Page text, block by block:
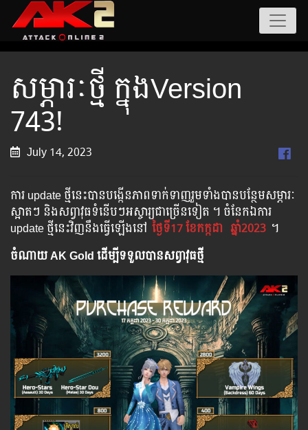
សម្ភារៈថ្មី ក្នុងVersion
743!
July 14, 2023
ការ update ថ្មីនេះបានបង្កើនភាពទាក់ទាញរួមទាំងបានបន្ថែមសម្ភារៈ
ស្អាតៗ និងសព្វាវុធទំនើបៗអស្ចារ្យជាច្រើនទៀត ។ ចំនែកឯការ
update ថ្មីនេះវិញនឹងធ្វើឡើងនៅ​ ថ្ងៃទី17 ខែកក្កដា ឆ្នាំ2023 ។
ចំណាយ AK Gold ដើម្បីទទួលបានសព្វាវុធថ្មី